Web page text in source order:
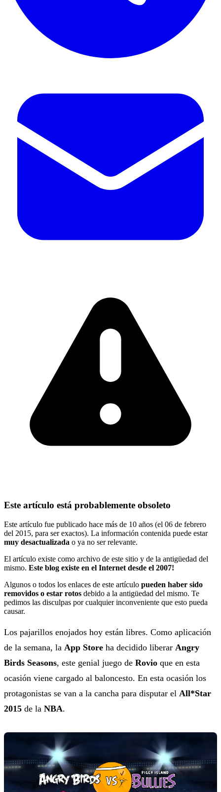
Este artículo está probablemente obsoleto
Este artículo fue publicado hace más de 10 años (el 06 de febrero
del 2015, para ser exactos). La información contenida puede estar
muy desactualizada o ya no ser relevante.
El artículo existe como archivo de este sitio y de la antigüedad del
mismo. Este blog existe en el Internet desde el 2007!
Algunos o todos los enlaces de este artículo pueden haber sido
removidos o estar rotos debido a la antigüedad del mismo. Te
pedimos las disculpas por cualquier inconveniente que esto pueda
causar.
Los pajarillos enojados hoy están libres. Como aplicación
de la semana, la App Store ha decidido liberar Angry
Birds Seasons, este genial juego de Rovio que en esta
ocasión viene cargado al baloncesto. En esta ocasión los
protagonistas se van a la cancha para disputar el All*Star
2015 de la NBA.